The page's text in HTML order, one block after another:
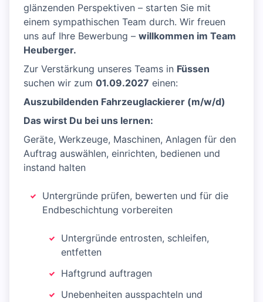
glänzenden Perspektiven – starten Sie mit
einem sympathischen Team durch. Wir freuen
uns auf Ihre Bewerbung – willkommen im Team
Heuberger.
Zur Verstärkung unseres Teams in Füssen
suchen wir zum 01.09.2027 einen:
Auszubildenden Fahrzeuglackierer (m/w/d)
Das wirst Du bei uns lernen:
Geräte, Werkzeuge, Maschinen, Anlagen für den
Auftrag auswählen, einrichten, bedienen und
instand halten
Untergründe prüfen, bewerten und für die
Endbeschichtung vorbereiten
Untergründe entrosten, schleifen,
entfetten
Haftgrund auftragen
Unebenheiten ausspachteln und